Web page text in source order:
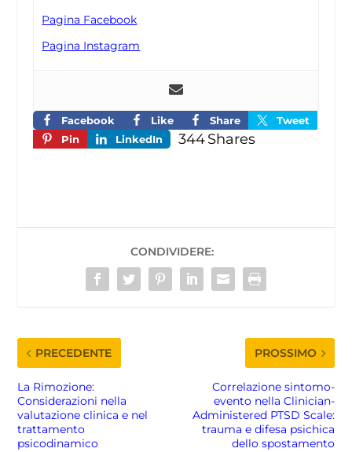
Pagina Facebook
Pagina Instagram
Facebook Like Share
Tweet
Pin
LinkedIn Shares
344
CONDIVIDERE:
PRECEDENTE
La Rimozione:
Considerazioni nella
valutazione clinica e nel
trattamento
psicodinamico
PROSSIMO
Correlazione sintomo-
evento nella Clinician-
Administered PTSD Scale:
trauma e difesa psichica
dello spostamento